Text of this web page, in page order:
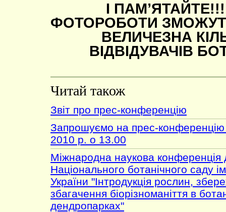
І
ФОТОРОБОТИ
ВЕЛИЧЕЗНА
ВІДВІДУВАЧІВ
Читай також
Звіт про прес-конференцію
Запрошуємо на прес-конференцію
2010 р. о 13.00
Міжнародна наукова конференція
Національного ботанічного
України "Інтродукція рослин,
збагачення біорізноманіття в
дендропарках"